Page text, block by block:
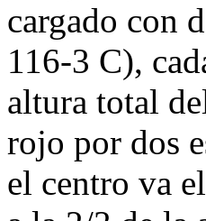
cargado con
116-3 C),
altura total
rojo por dos
el centro va